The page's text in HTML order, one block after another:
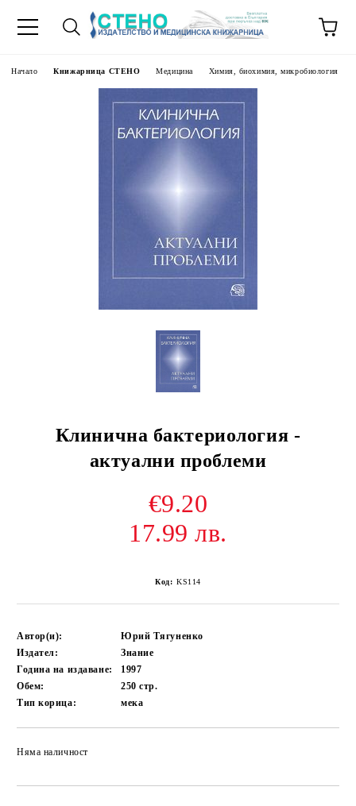
Начало Книжарница СТЕНО Медицина Химия, биохимия, микробиология
Клинична бактериология -
актуални проблеми
€9.20
17.99 лв.
Код: KS114
Автор(и):
Юрий Тягуненко
Издател:
Знание
Година на издаване:
1997
Обем:
250стр.
Тип корица:
мека
Няма наличност